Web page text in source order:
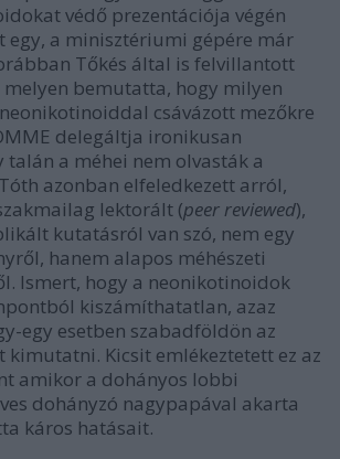
védő prezentációja végén
egy, a minisztériumi gépére már
Tőkés által is felvillantott
melyen bemutatta, hogy milyen
neonikotinoiddal csávázott mezőkre
delegáltja ironikusan
talán a méhei nem olvasták a
azonban elfeledkezett arról,
lektorált (peer reviewed),
kutatásról van szó, nem egy
hanem alapos méhészeti
Ismert, hogy a neonikotinoidok
kiszámíthatatlan, azaz
egy esetben szabadföldön az
kimutatni. Kicsit emlékeztetett ez az
amikor a dohányos lobbi
dohányzó nagypapával akarta
káros hatásait.